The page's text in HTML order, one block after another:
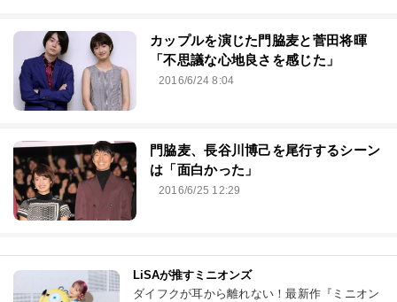
カップルを演じた門脇麦と菅田将暉
「不思議な心地良さを感じた」
2016/6/24 8:04
門脇麦、長谷川博己を尾行するシーン
は「面白かった」
2016/6/25 12:29
LiSAが推すミニオンズ
ダイフクが耳から離れない！最新作『ミニオン